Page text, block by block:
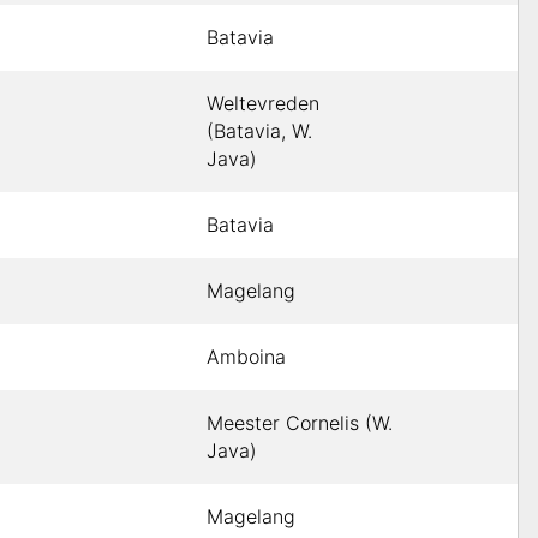
Batavia
Weltevreden
(Batavia, W.
Java)
Batavia
Magelang
Amboina
Meester Cornelis (W.
Java)
Magelang